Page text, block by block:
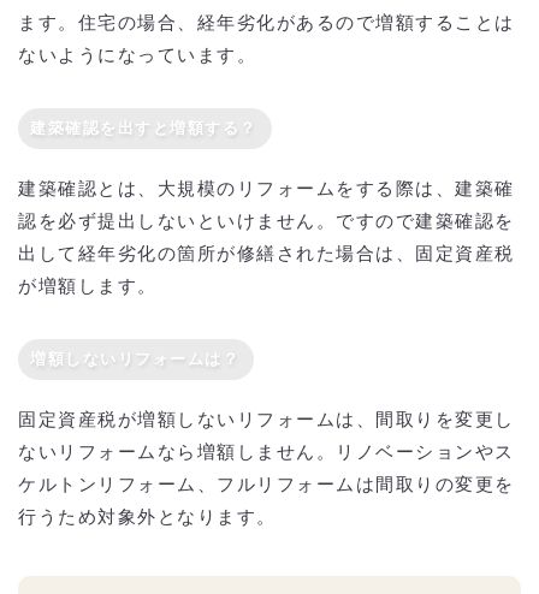
ます。住宅の場合、経年劣化があるので増額することは
ないようになっています。
建築確認を出すと増額する？
建築確認とは、大規模のリフォームをする際は、建築確
認を必ず提出しないといけません。ですので建築確認を
出して経年劣化の箇所が修繕された場合は、固定資産税
が増額します。
増額しないリフォームは？
固定資産税が増額しないリフォームは、間取りを変更し
ないリフォームなら増額しません。リノベーションやス
ケルトンリフォーム、フルリフォームは間取りの変更を
行うため対象外となります。